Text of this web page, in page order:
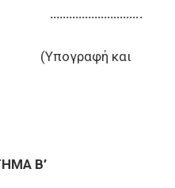
και
Β’